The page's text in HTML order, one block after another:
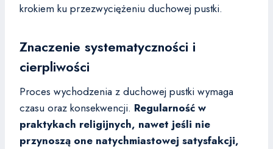
krokiem ku przezwyciężeniu duchowej pustki.
Znaczenie systematyczności i
cierpliwości
Proces wychodzenia z duchowej pustki wymaga
czasu oraz konsekwencji. Regularność w
praktykach religijnych, nawet jeśli nie
przynoszą one natychmiastowej satysfakcji,